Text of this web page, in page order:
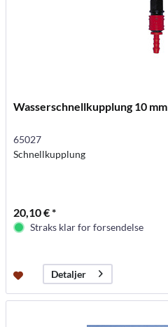
Wasserschnellkupplung 10 mm
65027
Schnellkupplung
20,10 € *
Straks klar for forsendelse
Detaljer